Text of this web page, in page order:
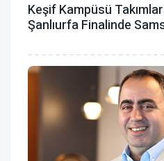
Keşif Kampüsü
Şanlıurfa Finalinde